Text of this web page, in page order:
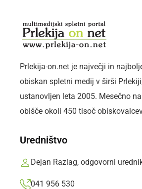
PETEK, 7. AVGUST 2026 Sledite nam:
Prlekija-on.net je največji in
obiskan spletni medij v širši
ustanovljen leta 2005. Mesečno
obišče okoli 450 tisoč
Uredništvo
Dejan Razlag, odgovorni
041 956 530